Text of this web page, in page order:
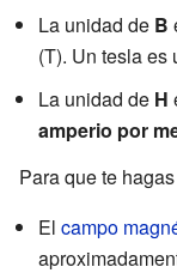
La unidad de B
(T). Un tesla es
La unidad de H
amperio por
Para que te
El campo